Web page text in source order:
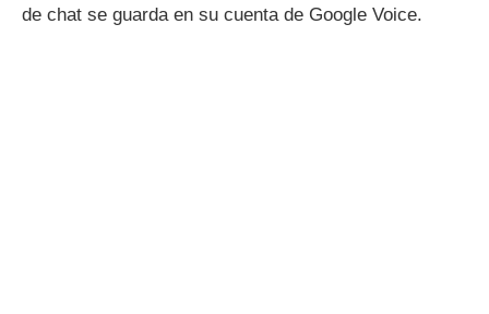
de chat se guarda en su cuenta de Google Voice.